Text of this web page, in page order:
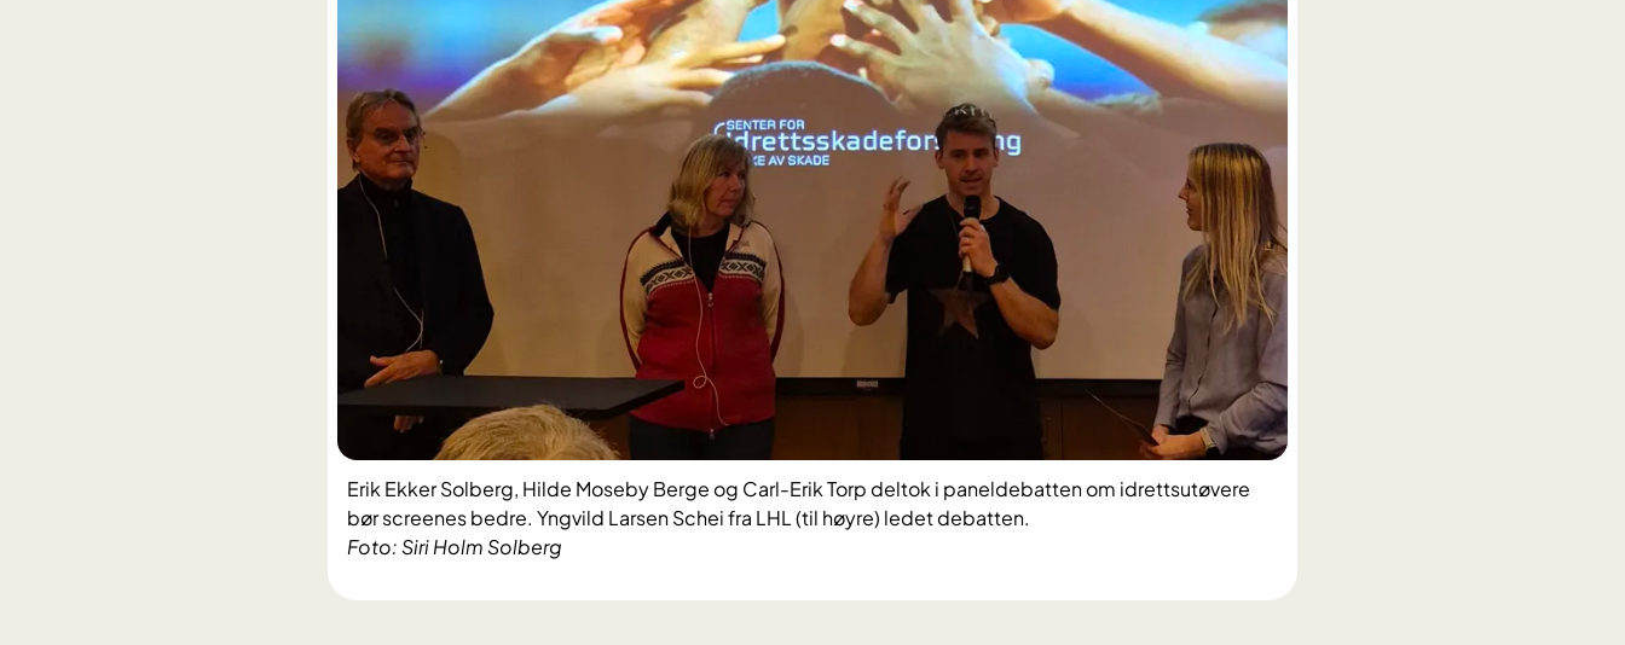
Foto: Siri Holm Solberg
Erik Ekker Solberg, Hilde Moseby Berge og Carl-Erik Torp deltok i paneldebatten om idrettsutøvere
bør screenes bedre. Yngvild Larsen Schei fra LHL (til høyre) ledet debatten.